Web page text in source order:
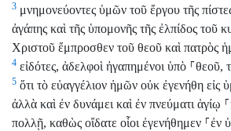
3 μνημονεύοντες ὑμῶν τοῦ ἔργου τῆς
ἀγάπης καὶ τῆς ὑπομονῆς τῆς ἐλπίδος τοῦ
Χριστοῦ ἔμπροσθεν τοῦ θεοῦ καὶ πατρὸς
4 εἰδότες, ἀδελφοὶ ἠγαπημένοι ὑπὸ ⸀θεοῦ,
5 ὅτι τὸ εὐαγγέλιον ἡμῶν οὐκ ἐγενήθη εἰς
ἀλλὰ καὶ ἐν δυνάμει καὶ ἐν πνεύματι ἁγίῳ ⸀
πολλῇ, καθὼς οἴδατε οἷοι ἐγενήθημεν ⸀ἐν